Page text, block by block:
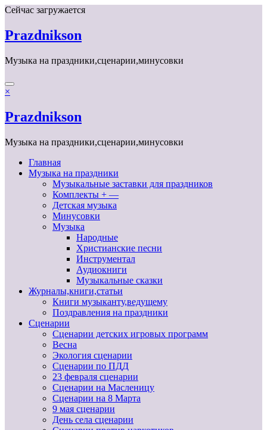
Перейти
содержимому
Сейчас загружается
Prazdnikson
Музыка на праздники,сценарии,минусовки
×
Prazdnikson
Музыка на праздники,сценарии,минусовки
Главная
Музыка на праздники
Музыкальные заставки для праздников
Комплекты + —
Детская музыка
Минусовки
Музыка
Народные
Христианские песни
Инструментал
Аудиокниги
Музыкальные сказки
Журналы,книги,статьи
Книги музыканту,ведущему
Поздравления на праздники
Сценарии
Сценарии детских игровых программ
Весна
Экология сценарии
Сценарии по ПДД
23 февраля сценарии
Сценарии на Масленицу
Сценарии на 8 Марта
9 мая сценарии
День села сценарии